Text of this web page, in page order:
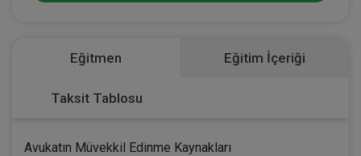
Eğitmen Eğitim İçeriği
Taksit Tablosu
Avukatın Müvekkil Edinme Kaynakları